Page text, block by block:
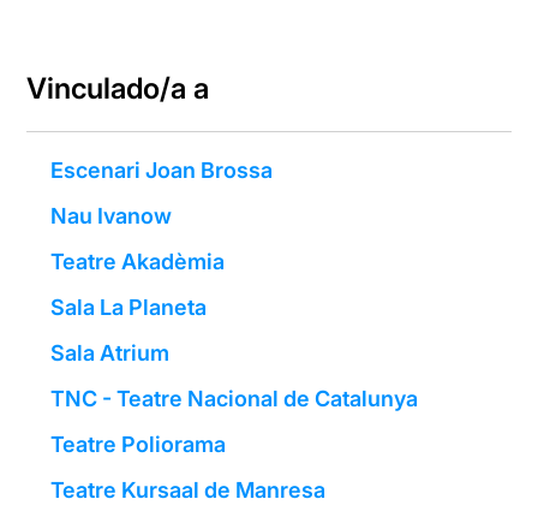
Vinculado/a a
Escenari Joan Brossa
Nau Ivanow
Teatre Akadèmia
Sala La Planeta
Sala Atrium
TNC - Teatre Nacional de Catalunya
Teatre Poliorama
Teatre Kursaal de Manresa